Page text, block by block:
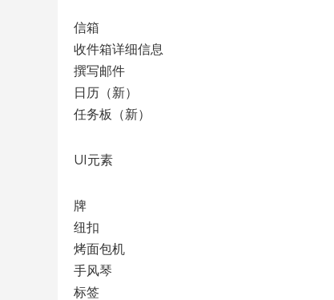
信箱
收件箱详细信息
撰写邮件
日历（新）
任务板（新）
UI元素
牌
纽扣
烤面包机
手风琴
标签